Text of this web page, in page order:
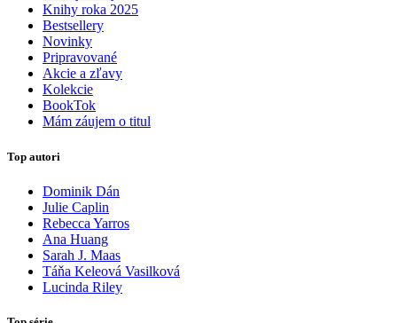
Knihy roka 2025
Bestsellery
Novinky
Pripravované
Akcie a zľavy
Kolekcie
BookTok
Mám záujem o titul
Top autori
Dominik Dán
Julie Caplin
Rebecca Yarros
Ana Huang
Sarah J. Maas
Táňa Keleová Vasilková
Lucinda Riley